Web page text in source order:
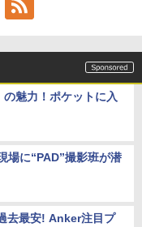
魅力！ポケットに入
場に“PAD”撮影班が潜
去最安! Anker注目プ